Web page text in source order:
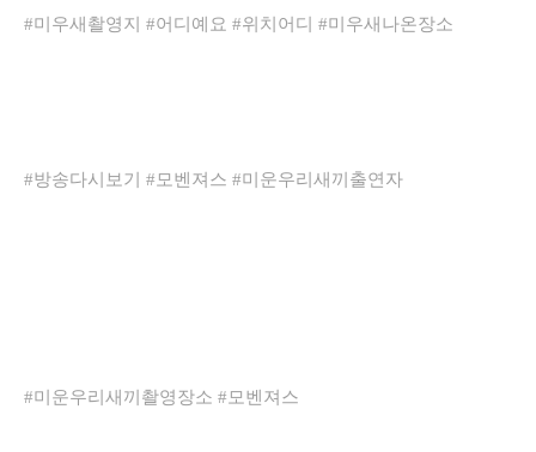
#미우새촬영지 #어디예요 #위치어디 #미우새나온장소
#방송다시보기 #모벤져스 #미운우리새끼출연자
#미운우리새끼촬영장소 #모벤져스